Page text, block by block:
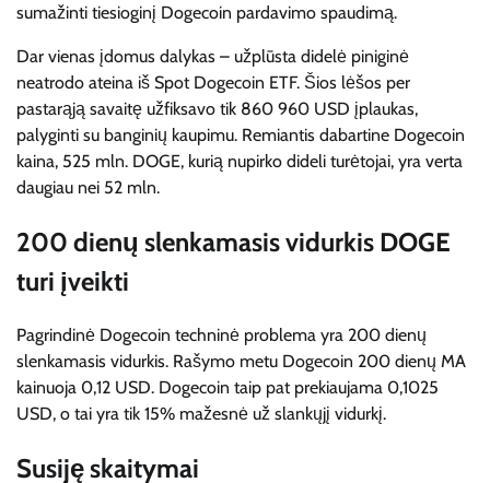
sumažinti tiesioginį Dogecoin pardavimo spaudimą.
Dar vienas įdomus dalykas – užplūsta didelė piniginė
neatrodo ateina iš Spot Dogecoin ETF. Šios lėšos per
pastarąją savaitę užfiksavo tik 860 960 USD įplaukas,
palyginti su banginių kaupimu. Remiantis dabartine Dogecoin
kaina, 525 mln. DOGE, kurią nupirko dideli turėtojai, yra verta
daugiau nei 52 mln.
200 dienų slenkamasis vidurkis DOGE
turi įveikti
Pagrindinė Dogecoin techninė problema yra 200 dienų
slenkamasis vidurkis. Rašymo metu Dogecoin 200 dienų MA
kainuoja 0,12 USD. Dogecoin taip pat prekiaujama 0,1025
USD, o tai yra tik 15% mažesnė už slankųjį vidurkį.
Susiję skaitymai